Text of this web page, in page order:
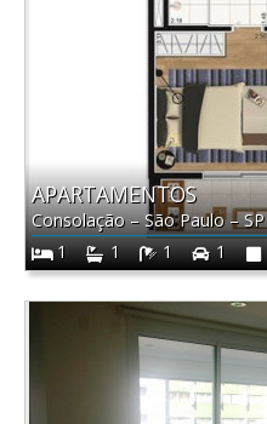
APARTAMENTOS
Consolação–São Paulo–SP
1
1 1 1